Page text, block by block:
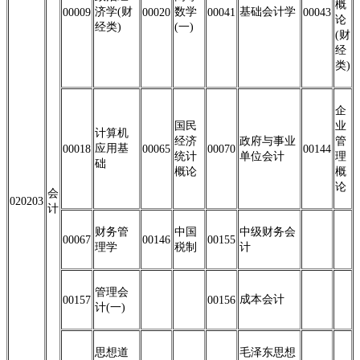
020203
会
计
00009 济学(财
经类)
00020 数学
(一)
00041 基础会计学 00043
概
论
(财
经
类)
00018
计算机
应用基
础
00065
国民
经济
统计
概论
00070
政府与事业
单位会计
00144
企
业
管
理
概
论
00067
财务管
理学
00146
中国
税制
00155
中级财务会
计
00157
管理会
计(一)
00156 成本会计
思想道
毛泽东思想